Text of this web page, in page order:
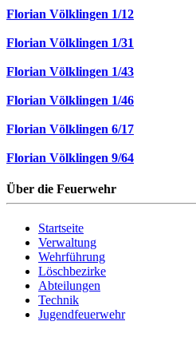
Florian Völklingen 1/12
Florian Völklingen 1/31
Florian Völklingen 1/43
Florian Völklingen 1/46
Florian Völklingen 6/17
Florian Völklingen 9/64
Über die Feuerwehr
Startseite
Verwaltung
Wehrführung
Löschbezirke
Abteilungen
Technik
Jugendfeuerwehr